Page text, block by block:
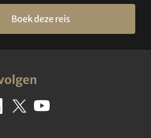
Boek deze reis